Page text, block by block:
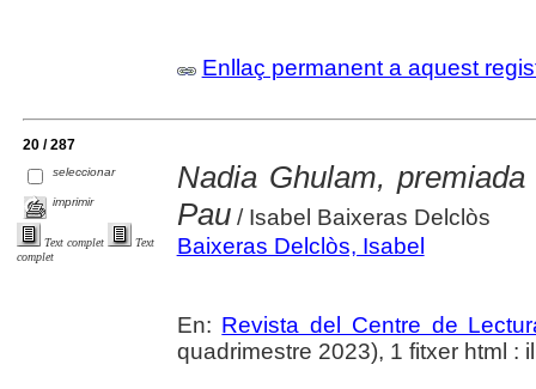
Enllaç permanent a aquest
20 / 287
seleccionar
imprimir
Text complet
Text
complet
Nadia Ghulam,
Pau/ Isabel Baixeras Delclòs
Baixeras Delclòs, Isabel
En: Revista del Centre de
quadrimestre 2023), 1 fitxer html :